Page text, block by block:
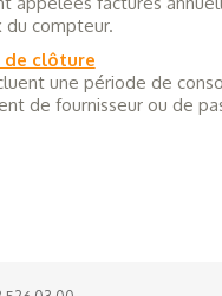
du compteur.
de clôture
une période de
de fournisseur ou de